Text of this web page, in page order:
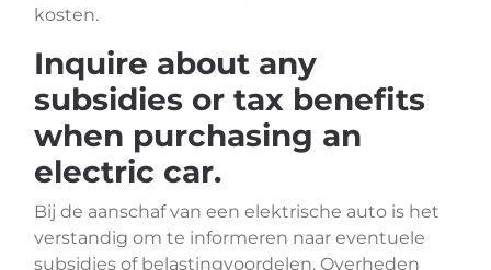
kosten.
Inquire about any
subsidies or tax benefits
when purchasing an
electric car.
Bij de aanschaf van een elektrische auto is het
verstandig om te informeren naar eventuele
subsidies of belastingvoordelen. Overheden